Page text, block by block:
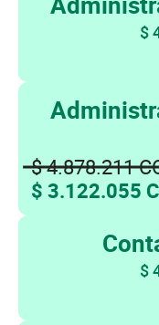
$
$ 4.878.211
$ 3.122.055
$